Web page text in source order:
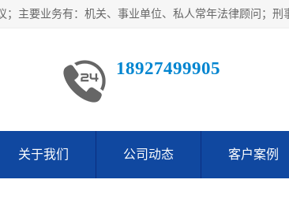
18927499905
关于我们 公司动态 客户案例